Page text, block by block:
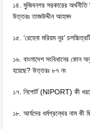
১৪. মুজিবনগর সরকারের অর্থনীতি
উত্তরঃ তাজউদ্দীন আহমদ
১৫. ‘রেহেনা মরিয়ম নূর’
১৬. বাংলাদেশ সংবিধানের কোন
হয়েছে? উত্তরঃ ৮৭ নং
১৭. নিপাের্ট (NIPORT) কী
১৮. আর্যদের ধর্মগ্রন্থের নাম কী